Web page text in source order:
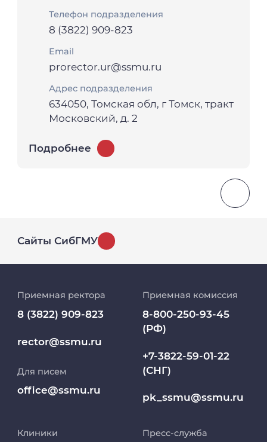
Телефон подразделения
8 (3822) 909-823
Email
prorector.ur@ssmu.ru
Адрес подразделения
634050, Томская обл, г Томск, тракт
Московский, д. 2
Подробнее
Сайты СибГМУ
Клиники
Работа и карьера в СибГМУ
Дополнительное профессиональное
Приемная ректора
8 (3822) 909-823
rector@ssmu.ru
Для писем
office@ssmu.ru
Приемная комиссия
8-800-250-93-45
(РФ)
+7-3822-59-01-22
(СНГ)
pk_ssmu@ssmu.ru
Клиники Пресс-служба